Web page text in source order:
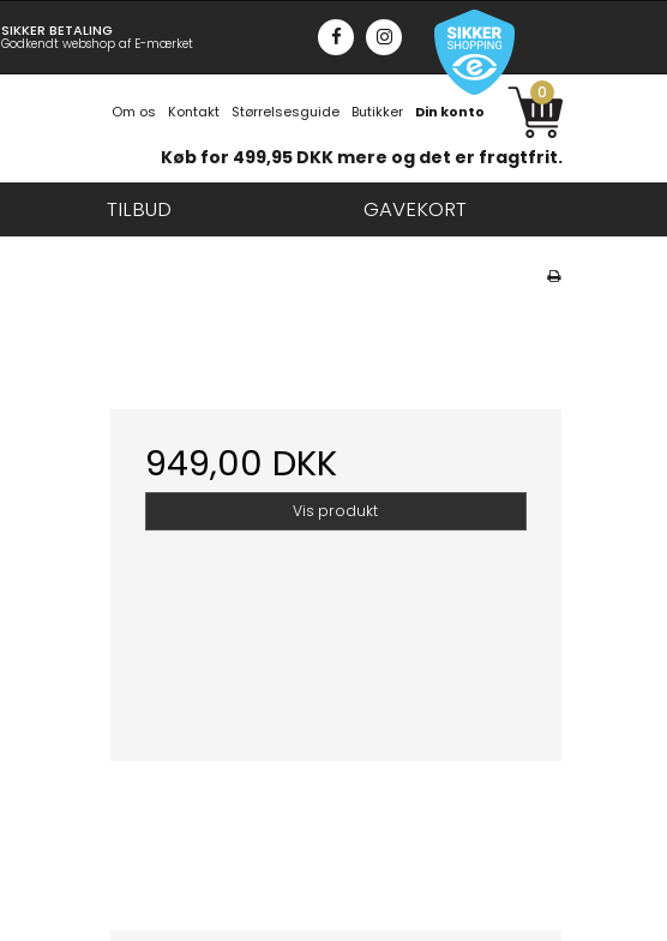
SIKKER BETALING
Godkendt webshop af E-mærket
Om os Kontakt Størrelsesguide Butikker Din konto
0
Køb for 499,95 DKK mere og det er fragtfrit.
TILBUD GAVEKORT
949,00 DKK
Vis produkt